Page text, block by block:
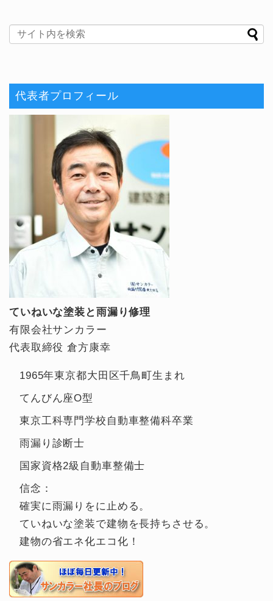
代表者プロフィール
ていねいな塗装と雨漏り修理
有限会社サンカラー
代表取締役 倉方康幸
1965年東京都大田区千鳥町生まれ
てんびん座O型
東京工科専門学校自動車整備科卒業
雨漏り診断士
国家資格2級自動車整備士
信念：
確実に雨漏りをに止める。
ていねいな塗装で建物を長持ちさせる。
建物の省エネ化エコ化！